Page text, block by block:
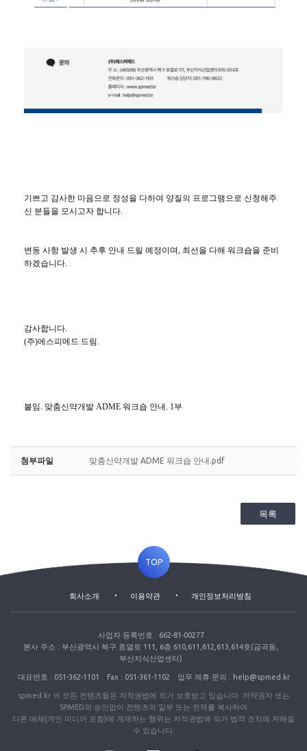
기쁘고 감사한 마음으로 정성을 다하여 양질의 프로그램으로 신청해주
신 분들을 모시고자 합니다.
변동 사항 발생 시 추후 안내 드릴 예정이며, 최선을 다해 워크숍을 준비
하겠습니다.
감사합니다.
(주)에스피메드 드림.
붙임. 맞춤신약개발 ADME 워크숍 안내. 1부
첨부파일 맞춤신약개발 ADME 워크숍 안내.pdf
목록
TOP
회사소개 이용약관 개인정보처리방침
사업자 등록번호 : 662-81-00277
본사 주소 : 부산광역시 북구 효열로 111, 6층 610,611,612,613,614호(금곡동,
부산지식산업센터)
대표번호 : 051-362-1101 Fax : 051-361-1102 업무 제휴 문의 : help@spmed.kr
spmed.kr 의 모든 컨텐츠들은 저작권법에 의거 보호받고 있습니다. 저작권자 또는
SPMED의 승인없이 컨텐츠의 일부 또는 전체를 복사하여
다른 매체(개인 미디어 포함)에 게재하는 행위는 저작권법에 의거 법적 조치에 처해질
수 있습니다.